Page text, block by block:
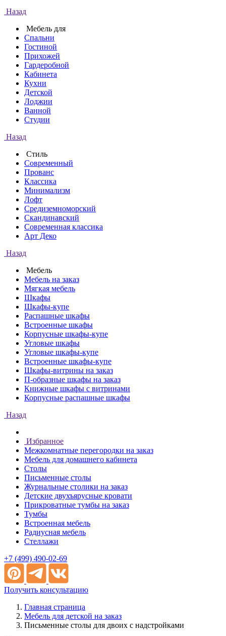
Назад
Мебель для
Спальни
Гостиной
Прихожей
Гардеробной
Кабинета
Кухни
Детской
Лоджии
Ванной
Студии
Назад
Стиль
Современный
Прованс
Классика
Минимализм
Лофт
Средиземноморский
Скандинавский
Современная классика
Арт Деко
Назад
Мебель
Мебель на заказ
Мягкая мебель
Шкафы
Шкафы-купе
Распашные шкафы
Встроенные шкафы
Корпусные шкафы-купе
Угловые шкафы
Угловые шкафы-купе
Встроенные шкафы-купе
Шкафы-витрины на заказ
П-образные шкафы на заказ
Книжные шкафы с витринами
Корпусные распашные шкафы
Назад
Избранное
Межкомнатные перегородки на заказ
Мебель для домашнего кабинета
Столы
Письменные столы
Журнальные столики на заказ
Детские двухъярусные кровати
Прикроватные тумбы на заказ
Тумбы
Встроенная мебель
Радиусная мебель
Стеллажи
+7 (499) 490-02-69
Получить консультацию
Главная страница
Мебель для детской на заказ
Письменные столы для двоих с надстройками